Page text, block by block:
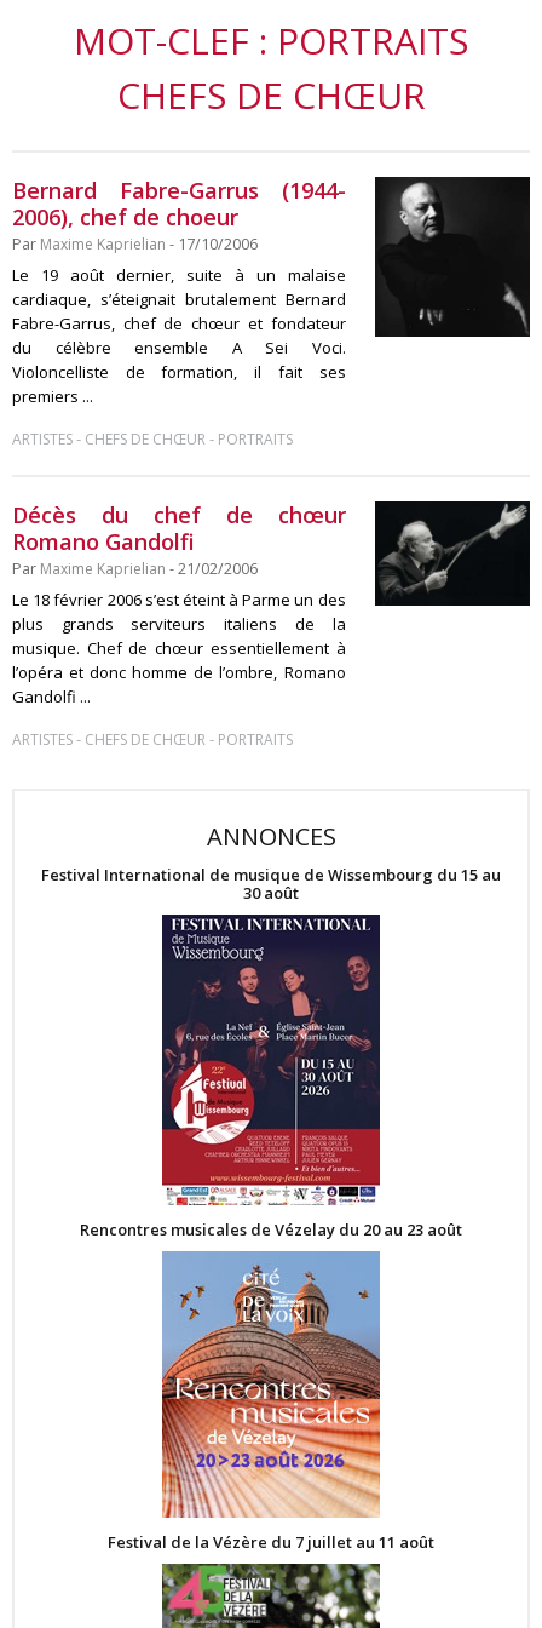
MOT-CLEF : PORTRAITS
CHEFS DE CHŒUR
Bernard Fabre-Garrus (1944-
2006), chef de choeur
Par Maxime Kaprielian - 17/10/2006
Le 19 août dernier, suite à un malaise
cardiaque, s’éteignait brutalement Bernard
Fabre-Garrus, chef de chœur et fondateur
du célèbre ensemble A Sei Voci.
Violoncelliste de formation, il fait ses
premiers ...
ARTISTES- CHEFS DE CHŒUR - PORTRAITS
Décès du chef de chœur
Romano Gandolfi
Par Maxime Kaprielian - 21/02/2006
Le 18 février 2006 s’est éteint à Parme un des
plus grands serviteurs italiens de la
musique. Chef de chœur essentiellement à
l’opéra et donc homme de l’ombre, Romano
Gandolfi ...
ARTISTES- CHEFS DE CHŒUR - PORTRAITS
ANNONCES
Festival International de musique de Wissembourg du 15 au
30 août
Rencontres musicales de Vézelay du 20 au 23 août
Festival de la Vézère du 7 juillet au 11 août